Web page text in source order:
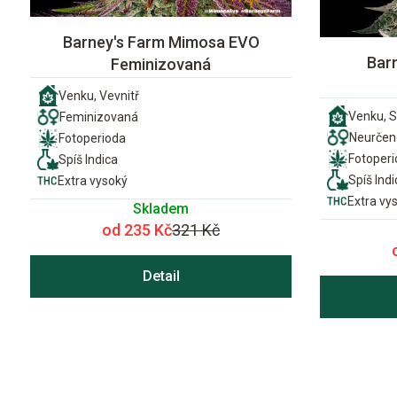
Barney's Farm Mimosa EVO
Feminizovaná
Venku, Vevnitř
Feminizovaná
Fotoperioda
Spíš Indica
Extra vysoký
Skladem
od 235 Kč321 Kč
Detail
Venku,
Spíš
Extra